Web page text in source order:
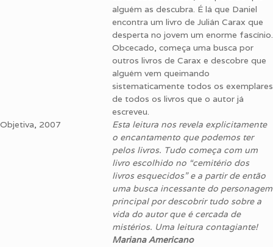
alguém as descubra. É lá que Daniel
encontra um livro de Julián Carax que
desperta no jovem um enorme fascínio.
Obcecado, começa uma busca por
outros livros de Carax e descobre que
alguém vem queimando
sistematicamente todos os exemplares
de todos os livros que o autor já
escreveu.
Objetiva, 2007
Esta leitura nos revela explicitamente
o encantamento que podemos ter
pelos livros. Tudo começa com um
livro escolhido no “cemitério dos
livros esquecidos” e a partir de então
uma busca incessante do personagem
principal por descobrir tudo sobre a
vida do autor que é cercada de
mistérios. Uma leitura contagiante!
Mariana Americano